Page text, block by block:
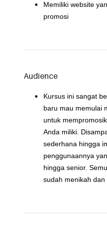
Memiliki website
promosi
Audience
Kursus ini sangat
baru mau memulai
untuk
Anda miliki.
sederhana hingga
penggunaannya
hingga senior.
sudah menikah dan